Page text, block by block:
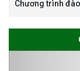
Chương trình